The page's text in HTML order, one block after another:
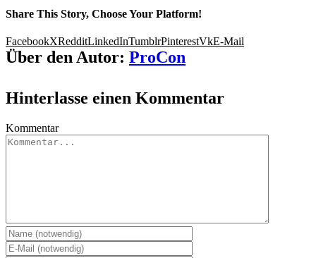
Share This Story, Choose Your Platform!
FacebookXRedditLinkedInTumblrPinterestVkE-Mail
Über den Autor: ProCon
Hinterlasse einen Kommentar
Kommentar